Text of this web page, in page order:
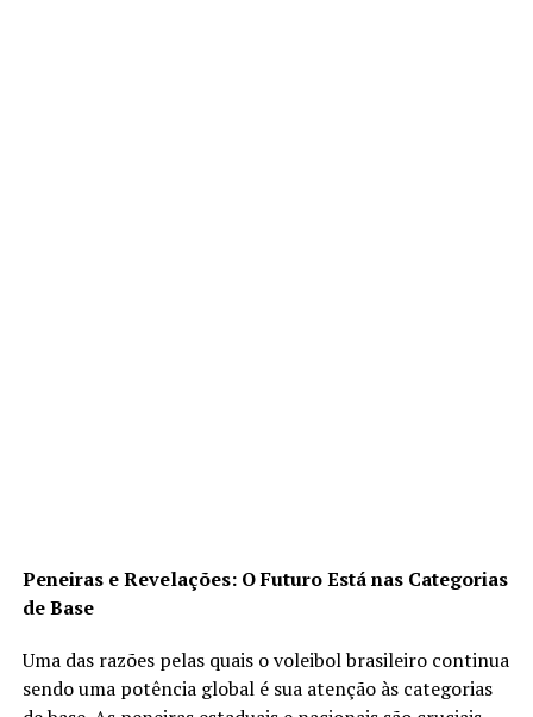
Peneiras e Revelações: O Futuro Está nas Categorias
de Base
Uma das razões pelas quais o voleibol brasileiro continua
sendo uma potência global é sua atenção às categorias